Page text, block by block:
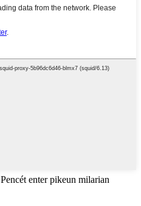
Pencét enter pikeun milarian